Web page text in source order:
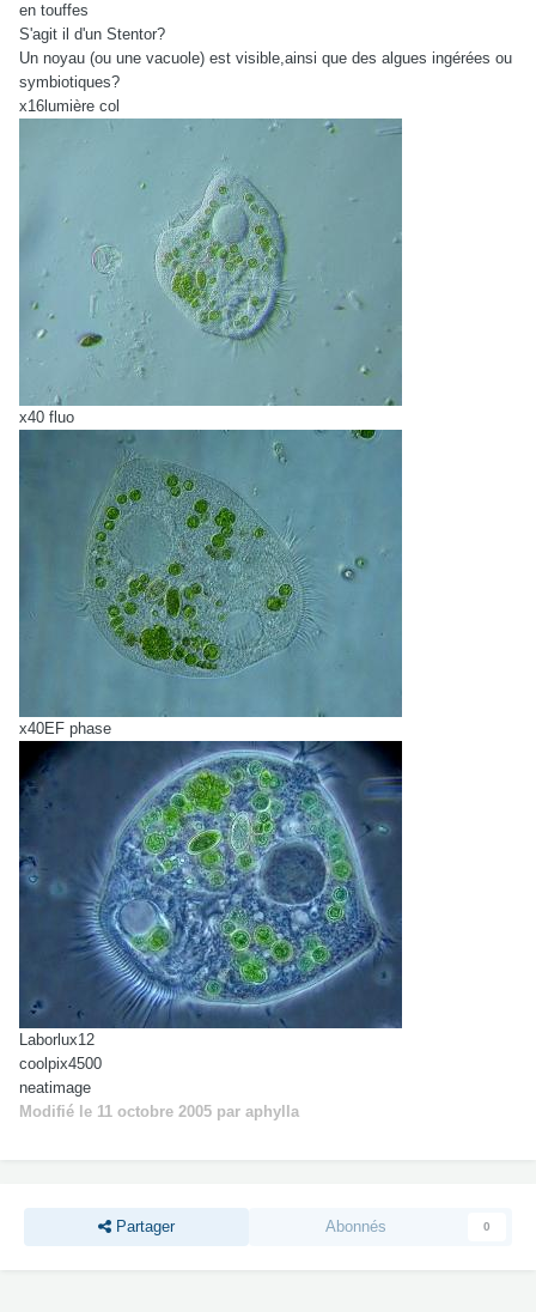
en touffes
S'agit il d'un Stentor?
Un noyau (ou une vacuole) est visible,ainsi que des algues ingérées ou
symbiotiques?
x16lumière col
x40 fluo
x40EF phase
Laborlux12
coolpix4500
neatimage
Modifié le 11 octobre 2005 par aphylla
Partager Abonnés 0